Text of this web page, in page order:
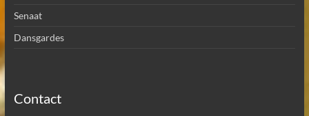
Senaat
Dansgardes
Contact